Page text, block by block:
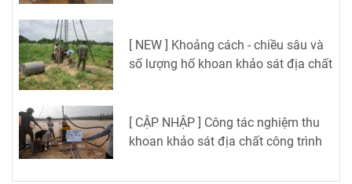
[ NEW ] Khoảng cách - chiều sâu và
số lượng hố khoan khảo sát địa chất
[ CẬP NHẬP ] Công tác nghiệm thu
khoan khảo sát địa chất công trình